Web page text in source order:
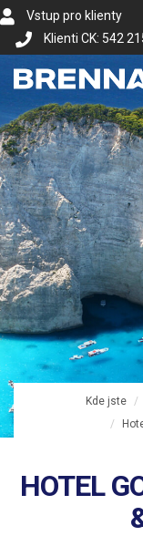
Vstup pro klienty
Klienti CK: 542
Kde jste
HOTEL